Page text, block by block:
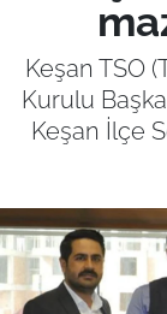
Keşan TSO
Kurulu
Keşan İlçe
SİYASET
GÜNDEM
SAĞLIK
EĞİTİM